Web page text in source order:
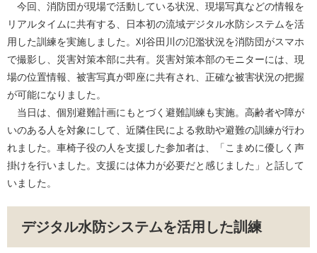
今回、消防団が現場で活動している状況、現場写真などの情報を
リアルタイムに共有する、日本初の流域デジタル水防システムを活
用した訓練を実施しました。刈谷田川の氾濫状況を消防団がスマホ
で撮影し、災害対策本部に共有。災害対策本部のモニターには、現
場の位置情報、被害写真が即座に共有され、正確な被害状況の把握
が可能になりました。
当日は、個別避難計画にもとづく避難訓練も実施。高齢者や障が
いのある人を対象にして、近隣住民による救助や避難の訓練が行わ
れました。車椅子役の人を支援した参加者は、「こまめに優しく声
掛けを行いました。支援には体力が必要だと感じました」と話して
いました。​
デジタル水防システムを活用した訓練